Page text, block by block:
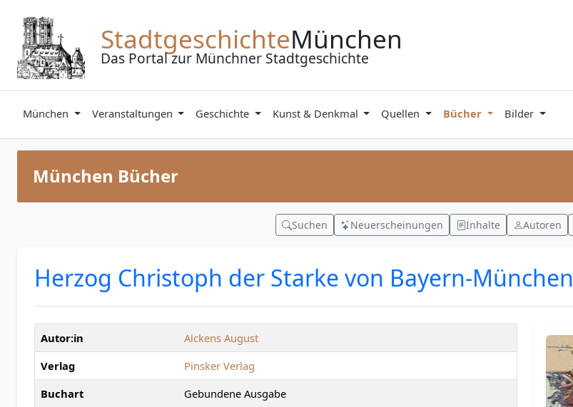
StadtgeschichteMünchen
Das Portal zur Münchner Stadtgeschichte
München Veranstaltungen Geschichte Kunst & Denkmal Quellen Bücher Bilder
München Bücher
Suchen Neuerscheinungen Inhalte Autoren
Herzog Christoph der Starke von Bayern-München
Autor:in
Alckens August
Verlag
Pinsker Verlag
Buchart
Gebundene Ausgabe